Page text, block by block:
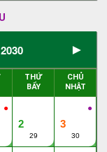
►
THỨ
BẨY
CHỦ
NHẬT
●
2
29
●
3
30